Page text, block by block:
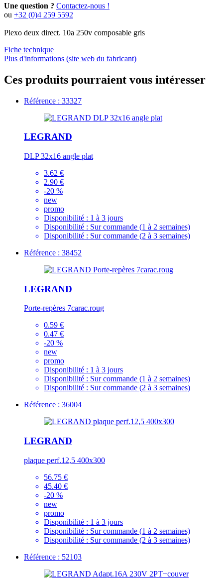
Une question ? Contactez-nous !
ou +32 (0)4 259 5592
Plexo deux direct. 10a 250v composable gris
Fiche technique
Plus d'informations (site web du fabricant)
Ces produits pourraient vous intéresser
Référence : 33327
LEGRAND
DLP 32x16 angle plat
3.62 €
2.90 €
-20 %
new
promo
Disponibilité : 1 à 3 jours
Disponibilité : Sur commande (1 à 2 semaines)
Disponibilité : Sur commande (2 à 3 semaines)
Référence : 38452
LEGRAND
Porte-repères 7carac.roug
0.59 €
0.47 €
-20 %
new
promo
Disponibilité : 1 à 3 jours
Disponibilité : Sur commande (1 à 2 semaines)
Disponibilité : Sur commande (2 à 3 semaines)
Référence : 36004
LEGRAND
plaque perf.12,5 400x300
56.75 €
45.40 €
-20 %
new
promo
Disponibilité : 1 à 3 jours
Disponibilité : Sur commande (1 à 2 semaines)
Disponibilité : Sur commande (2 à 3 semaines)
Référence : 52103